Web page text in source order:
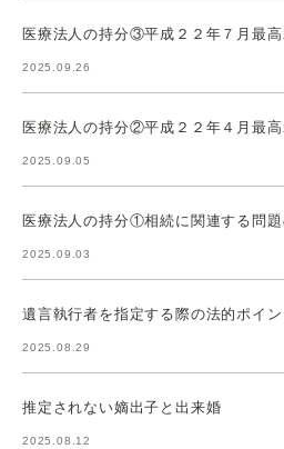
医療法人の持分③平成２２年７月最
2025.09.26
医療法人の持分②平成２２年４月最
2025.09.05
医療法人の持分①相続に関連する問
2025.09.03
遺言執行者を指定する際の法的ポイン
2025.08.29
推定されない嫡出子と出来婚
2025.08.12